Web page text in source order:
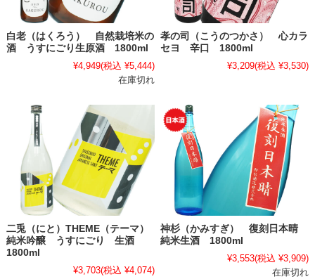
白老（はくろう） 自然栽培米の
酒 うすにごり生原酒 1800ml
¥4,949(税込 ¥5,444)
在庫切れ
孝の司（こうのつかさ） 心カラ
セヨ 辛口 1800ml
¥3,209(税込 ¥3,530)
二兎（にと）THEME（テーマ）
純米吟醸 うすにごり 生酒
1800ml
¥3,703(税込 ¥4,074)
神杉（かみすぎ） 復刻日本晴
純米生酒 1800ml
¥3,553(税込 ¥3,909)
在庫切れ